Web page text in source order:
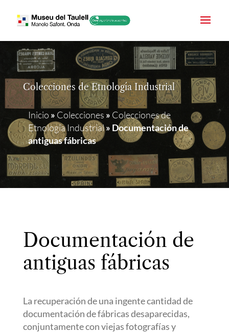
Colecciones de Etnología Industrial
Inicio » Colecciones » Colecciones de
Etnología Industrial» Documentación de
antiguas fábricas
Documentación de
antiguas fábricas
La recuperación de una ingente cantidad de
documentación de fábricas desaparecidas,
conjuntamente con viejas fotografías y